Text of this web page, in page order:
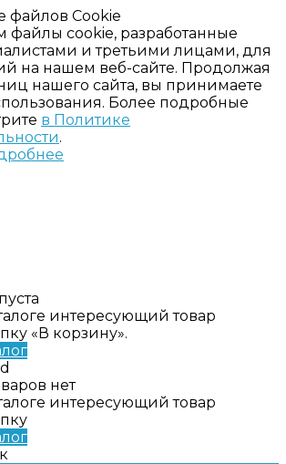
файлов Cookie
файлы cookie, разработанные
и третьими лицами, для
на нашем веб-сайте. Продолжая
нашего сайта, вы принимаете
Более подробные
в Политике
.
интересующий товар
«В корзину».
нет
интересующий товар